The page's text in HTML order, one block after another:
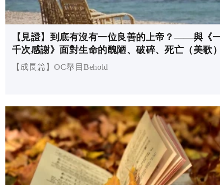
【見證】到底有沒有一位良善的上帝？——與《
千次感謝》面對生命的醜陋、破碎、死亡（美歌
【成長篇】OC舉目Behold